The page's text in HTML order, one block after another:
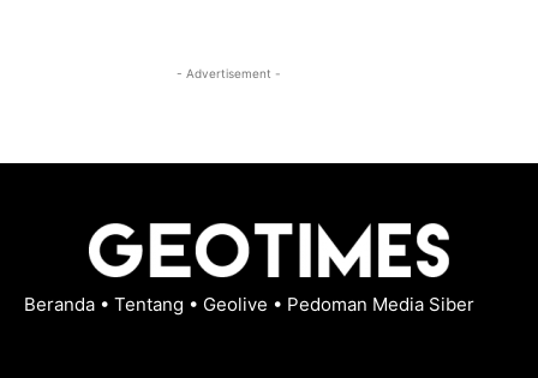
- Advertisement -
Beranda • Tentang • Geolive • Pedoman Media Siber